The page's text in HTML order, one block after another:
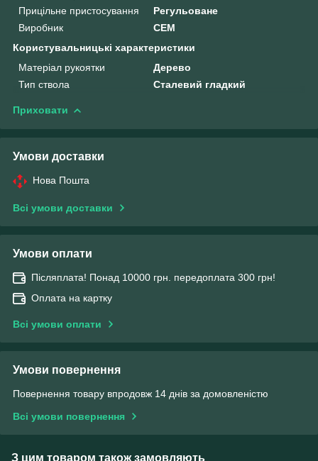
Прицільне пристосування
Регульоване
Виробник
СЕМ
Користувальницькі характеристики
Матеріал рукоятки
Дерево
Тип ствола
Сталевий гладкий
Приховати
Умови доставки
Нова Пошта
Всі умови доставки
Умови оплати
Післяплата! Понад 10000 грн. передоплата 300 грн!
Оплата на картку
Всі умови оплати
Умови повернення
Повернення товару впродовж 14 днів за домовленістю
Всі умови повернення
З цим товаром також замовляють